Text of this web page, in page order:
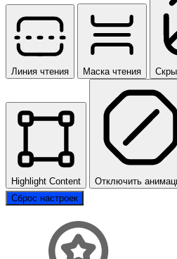
Линия чтения Маска чтения
Highlight Content Отключить
Сброс настроек